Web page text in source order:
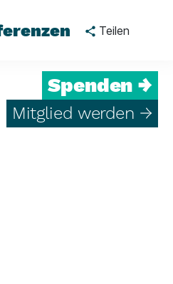
Teilen
Spenden →
Mitglied werden →